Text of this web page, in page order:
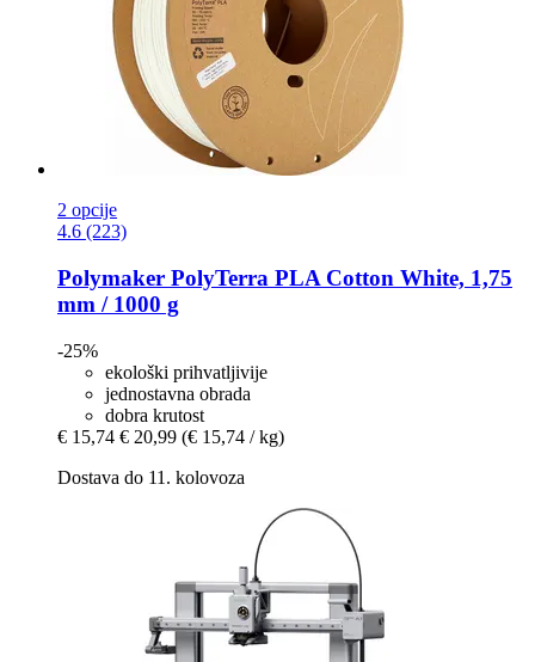
2 opcije
4.6 (223)
Polymaker PolyTerra PLA Cotton White, 1,75
mm / 1000 g
-25%
ekološki prihvatljivije
jednostavna obrada
dobra krutost
€ 15,74 € 20,99 (€ 15,74 / kg)
Dostava do 11. kolovoza